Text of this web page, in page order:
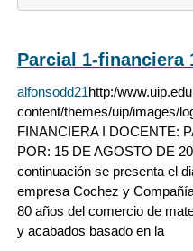
Parcial 1-financiera
alfonsodd21http:/
content/themes/uip/images/
FINANCIERA I DOCENTE:
POR: 15 DE AGOSTO DE
continuación se presenta el
empresa Cochez y
80 años del comercio de
y acabados basado en la